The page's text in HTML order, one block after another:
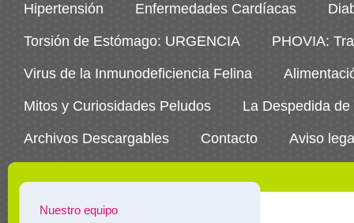
Hipertensión Enfermedades Cardíacas
Torsión de Estómago: URGENCIA PHOVIA:
Virus de la Inmunodeficiencia Felina
Mitos y Curiosidades Peludos La Despedida
Archivos Descargables Contacto Aviso
Nuestro equipo